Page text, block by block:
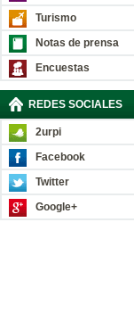
Turismo
Notas de prensa
Encuestas
REDES SOCIALES
2urpi
Facebook
Twitter
Google+